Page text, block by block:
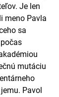
Je len
meno Pavla
sa
mutáciu
Pavol